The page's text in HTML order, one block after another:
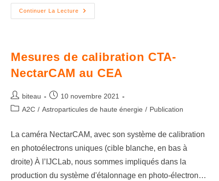
Continuer La Lecture
Mesures de calibration CTA-
NectarCAM au CEA
biteau
10 novembre 2021
A2C / Astroparticules de haute énergie / Publication
La caméra NectarCAM, avec son système de calibration
en photoélectrons uniques (cible blanche, en bas à
droite) À l’IJCLab, nous sommes impliqués dans la
production du système d'étalonnage en photo-électron…